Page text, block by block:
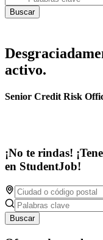
activo.
Senior Credit Risk
¡No te rindas!
en StudentJob!
Buscar